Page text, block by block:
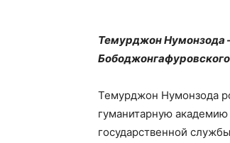
Темурджон Нумонзода
Темурджон Нумонзода
гуманитарную
государственной